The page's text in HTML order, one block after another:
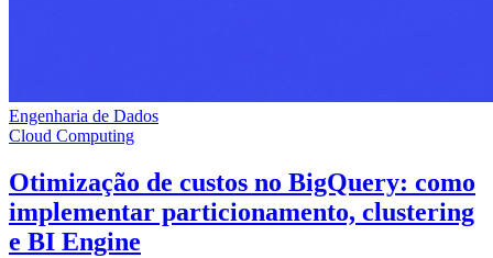
Engenharia de Dados
Cloud Computing
Otimização de custos no BigQuery: como
implementar particionamento, clustering
e BI Engine